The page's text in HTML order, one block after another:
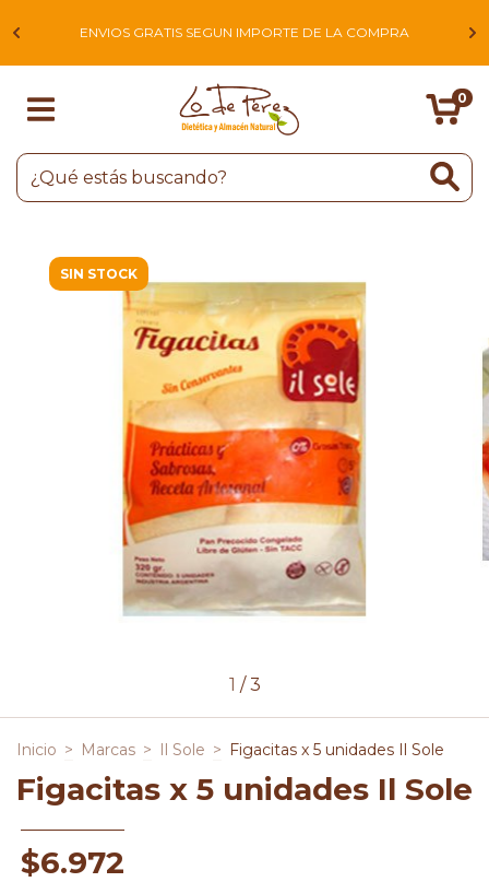
ENVIOS GRATIS SEGUN IMPORTE DE LA COMPRA
0
SIN STOCK
1 /3
Inicio > Marcas > Il Sole > Figacitas x 5 unidades Il Sole
Figacitas x 5 unidades Il Sole
$6.972